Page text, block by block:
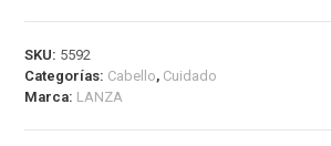
SKU: 5592
Categorías: Cabello, Cuidado
Marca: LANZA